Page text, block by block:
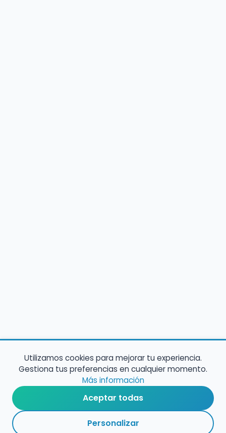
Utilizamos cookies para mejorar tu experiencia.
Gestiona tus preferencias en cualquier momento.
Más información
Aceptar todas
Personalizar